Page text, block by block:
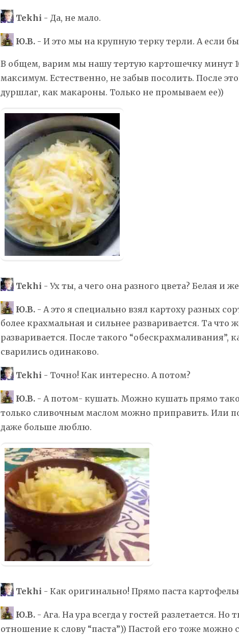
Tekhi - Да, не мало.
Ю.В.- И это мы на крупную терку терли. А если
В общем, варим мы нашу тертую картошечку минут
максимум. Естественно, не забыв посолить. После
дуршлаг, как макароны. Только не промываем ее))
Tekhi - Ух ты, а чего она разного цвета? Белая и
Ю.В.- А это я специально взял картоху разных
более крахмальная и сильнее разваривается. Та что
разваривается. После такого “обескрахмаливания”,
сварились одинаково.
Tekhi - Точно! Как интересно. А потом?
Ю.В.- А потом- кушать. Можно кушать прямо
только сливочным маслом можно приправить. Или
даже больше люблю.
Tekhi - Как оригинально! Прямо паста
Ю.В.- Ага. На ура всегда у гостей разлетается. Но
отношение к слову “паста”)) Пастой его тоже можно